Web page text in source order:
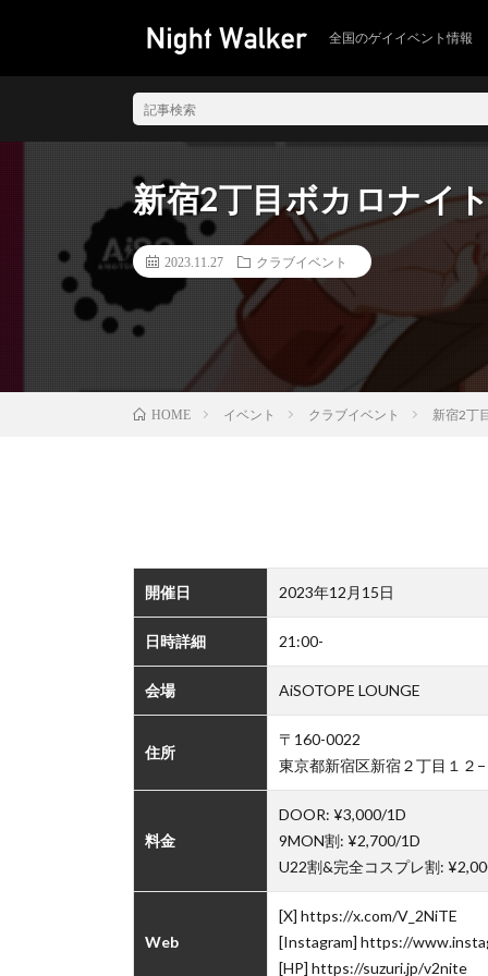
全国のゲイイベント情報
新宿2丁目ボカロナイ
2023.11.27 クラブイベント
HOME イベント クラブイベント 新宿2丁
開催日 2023年12月15日
日時詳細 21:00-
会場 AiSOTOPE LOUNGE
住所
〒160-0022
東京都新宿区新宿２丁目１２
料金
DOOR: ¥3,000/1D
9MON割: ¥2,700/1D
U22割&完全コスプレ割:
Web
[X] https://x.com/V_2NiTE
[Instagram] https://
[HP] https://suzuri.jp/v2nite